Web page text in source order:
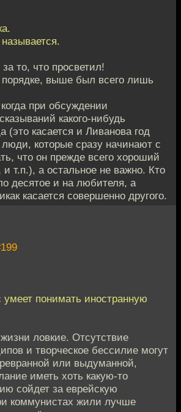
то, что просветил!
выше был всего лишь
при обсуждении
какого-нибудь
(это касается и Ливанова год
люди, которые сразу начинают с
что он прежде всего хороший
и т.п.), а остальное не важно. Кто
десятое и на любителя, а
касается совершенно другого.
понимать иностранную
ловкие. Отсутствие
и творческое бессилие могут
или выдуманной,
иметь хоть какую-то
сойдет за еврейскую
коммунистах жили лучше